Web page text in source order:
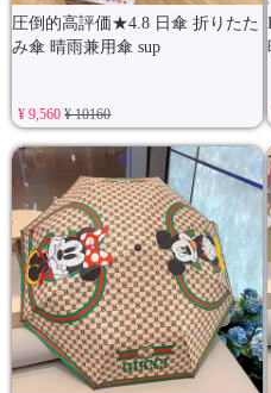
圧倒的高評価★4.8 日傘 折りたた
み傘 晴雨兼用傘 sup
¥ 9,560¥ 10160